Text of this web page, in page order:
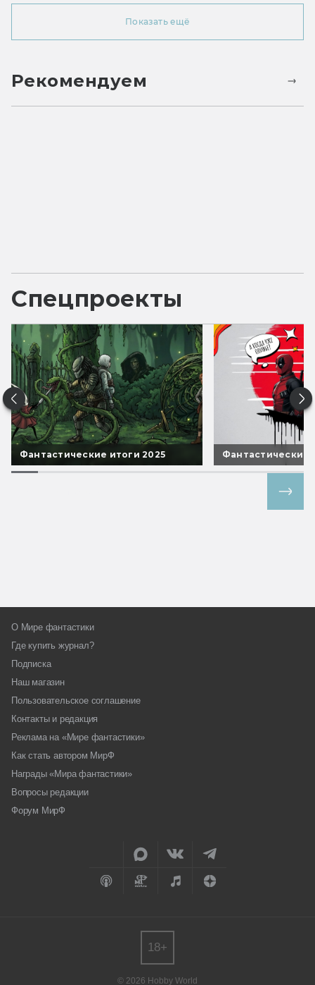
Показать ещё
Рекомендуем
Спецпроекты
Фантастические итоги 2025 Фантастические
О Мире фантастики
Где купить журнал?
Подписка
Наш магазин
Пользовательское соглашение
Контакты и редакция
Реклама на «Мире фантастики»
Как стать автором МирФ
Награды «Мира фантастики»
Вопросы редакции
Форум МирФ
© 2026 Hobby World
18+